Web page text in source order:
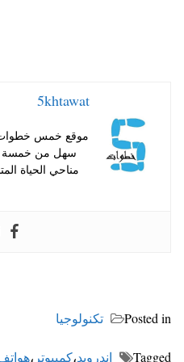
5khtawat
موقع خمس
سهل من خمسة
مناحي الحياة
Posted in تكنولوجيا
Tagged اندرويد،كمبيوتر ،